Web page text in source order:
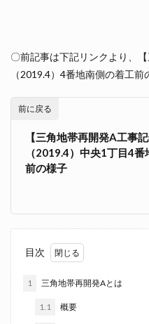
〇前記事は下記リンクより、
（2019.4）4番地南側の着工前
前に戻る
【三角地帯再開発A工事記
（2019.4）中央1丁目4
前の様子
目次
1 三角地帯再開発Aとは
1.1 概要